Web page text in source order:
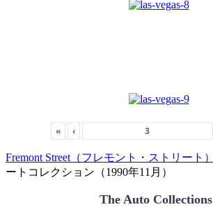
« ‹
Fremont Street（フレモント・ストリート）
ートコレクション（1990年11月）
The Auto Collections